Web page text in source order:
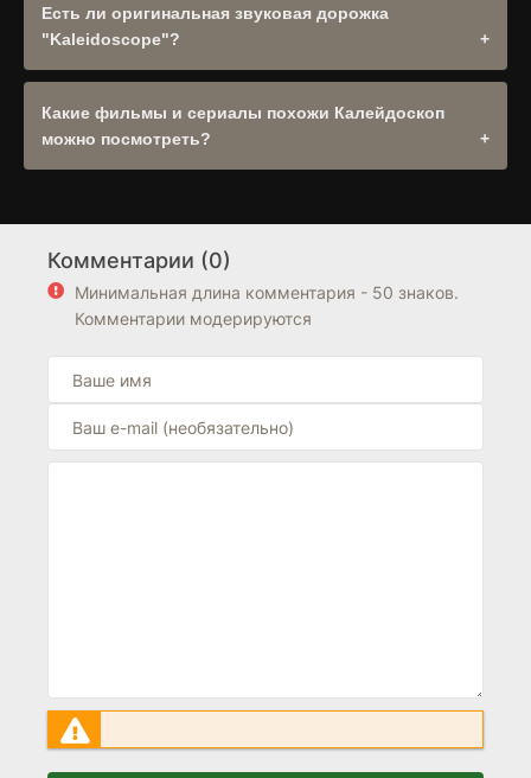
планшетов и Smart TV. Поддерживаются все
современные браузеры.
Есть ли оригинальная звуковая дорожка
"Kaleidoscope"?
Оригинальное название: "Kaleidoscope". При наличии
оригинальной дорожки она будет доступна в выборе
озвучек плеера. .
Какие фильмы и сериалы похожи Калейдоскоп
можно посмотреть?
фильмы" находится выше блока FAQ на странице.
Комментарии (0)
Минимальная длина комментария - 50 знаков.
Комментарии модерируются